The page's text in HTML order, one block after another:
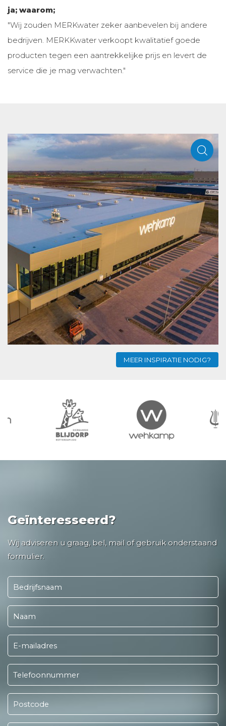
ja; waarom;
"Wij zouden MERKwater zeker aanbevelen bij andere
bedrijven. MERKKwater verkoopt kwalitatief goede
producten tegen een aantrekkelijke prijs en levert de
service die je mag verwachten."
MEER INSPIRATIE NODIG?
Geïnteresseerd?
Wij adviseren u graag, bel, mail of gebruik onderstaand
formulier.